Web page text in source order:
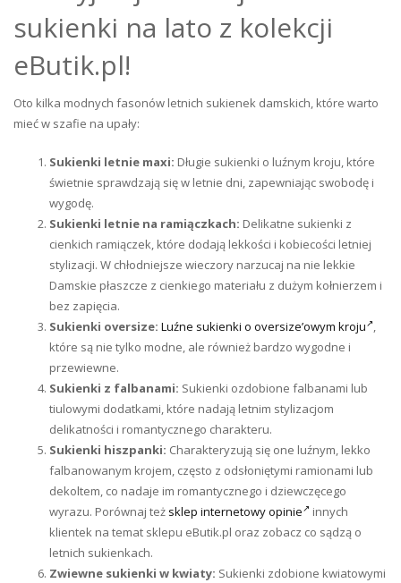
sukienki na lato z kolekcji
eButik.pl!
Oto kilka modnych fasonów letnich sukienek damskich, które warto
mieć w szafie na upały:
Sukienki letnie maxi: Długie sukienki o luźnym kroju, które
świetnie sprawdzają się w letnie dni, zapewniając swobodę i
wygodę.
Sukienki letnie na ramiączkach: Delikatne sukienki z
cienkich ramiączek, które dodają lekkości i kobiecości letniej
stylizacji. W chłodniejsze wieczory narzucaj na nie lekkie
Damskie płaszcze z cienkiego materiału z dużym kołnierzem i
bez zapięcia.
Sukienki oversize: Luźne sukienki o oversize’owym kroju ,
które są nie tylko modne, ale również bardzo wygodne i
przewiewne.
Sukienki z falbanami: Sukienki ozdobione falbanami lub
tiulowymi dodatkami, które nadają letnim stylizacjom
delikatności i romantycznego charakteru.
Sukienki hiszpanki: Charakteryzują się one luźnym, lekko
falbanowanym krojem, często z odsłoniętymi ramionami lub
dekoltem, co nadaje im romantycznego i dziewczęcego
wyrazu. Porównaj też sklep internetowy opinie
innych
klientek na temat sklepu eButik.pl oraz zobacz co sądzą o
letnich sukienkach.
Zwiewne sukienki w kwiaty: Sukienki zdobione kwiatowymi